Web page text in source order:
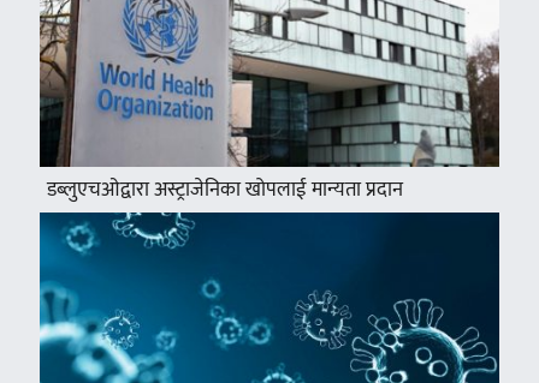
डब्लुएचओद्वारा अस्ट्राजेनिका खोपलाई मान्यता प्रदान